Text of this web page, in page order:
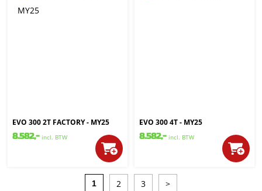
EVO 300 2T FACTORY - MY25
8.582,- incl. BTW
EVO 300 4T - MY25
8.582,- incl. BTW
1 2 3 >